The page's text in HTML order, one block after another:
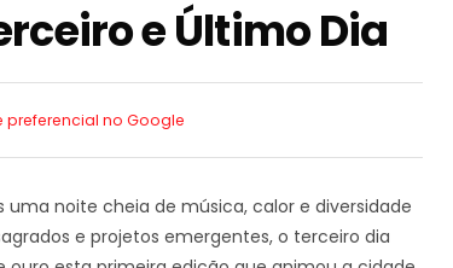
e Último Dia
preferencial no Google
noite cheia de música, calor e diversidade
e projetos emergentes, o terceiro dia